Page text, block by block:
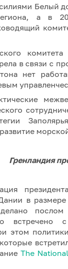
Белый
а в
в связи с
нет
Гренландия
в
встречено
этом
The National